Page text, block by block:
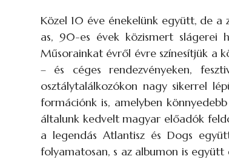
Közel 10 éve énekelünk együtt, de
as, 90-es évek közismert slágerei
Műsorainkat évről évre színesítjük a
– és céges rendezvényeken,
osztálytalálkozókon nagy sikerrel
formációnk is, amelyben
általunk kedvelt magyar előadók
a legendás Atlantisz és Dogs
folyamatosan, s az albumon is